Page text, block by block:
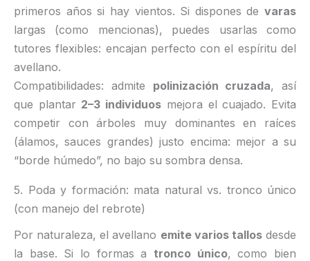
primeros años si hay vientos. Si dispones de varas
largas (como mencionas), puedes usarlas como
tutores flexibles: encajan perfecto con el espíritu del
avellano.
Compatibilidades: admite polinización cruzada, así
que plantar 2–3 individuos mejora el cuajado. Evita
competir con árboles muy dominantes en raíces
(álamos, sauces grandes) justo encima: mejor a su
“borde húmedo”, no bajo su sombra densa.
5. Poda y formación: mata natural vs. tronco único
(con manejo del rebrote)
Por naturaleza, el avellano emite varios tallosdesde
la base. Si lo formas a tronco único, como bien